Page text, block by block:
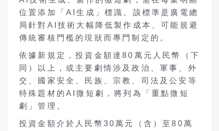
位置添加「AI生成」標識。該標準是廣電總
局針對AI技術大幅降低製作成本、可能規避
傳統審核門檻的現狀而專門制定的。
依據新規定，投資金額達80萬元人民幣（下
同）以上，或主要劇情涉及政治、軍事、外
交、國家安全、民族、宗教、司法及公安等
特殊題材的AI微短劇，將列為「重點微短
劇」管理。
投資金額介於人民幣30萬元（含）至80萬